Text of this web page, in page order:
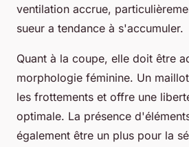
ventilation accrue,
sueur a tendance à s'accumuler.
Quant à la coupe, elle doit être
morphologie féminine. Un
les frottements et offre une
optimale. La présence
également être un plus pour la